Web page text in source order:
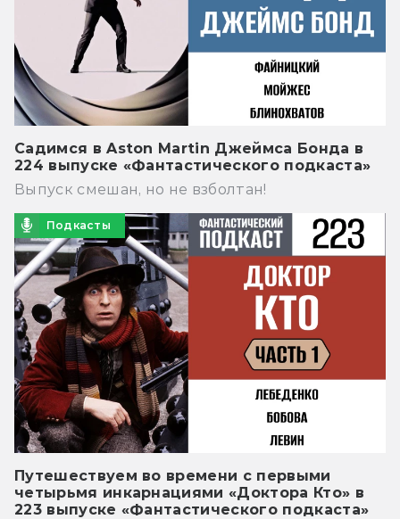
Садимся в Aston Martin Джеймса Бонда в
224 выпуске «Фантастического подкаста»
Выпуск смешан, но не взболтан!
Подкасты
Путешествуем во времени с первыми
четырьмя инкарнациями «Доктора Кто» в
223 выпуске «Фантастического подкаста»